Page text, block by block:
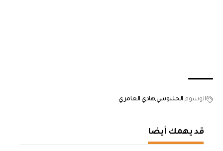
الوسوم الحلبوسيهادي العامري
قد يهمك أيضا